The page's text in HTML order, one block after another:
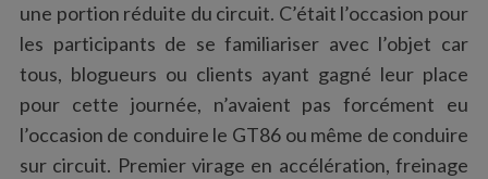
une portion réduite du circuit. C’était l’occasion pour
les participants de se familiariser avec l’objet car
tous, blogueurs ou clients ayant gagné leur place
pour cette journée, n’avaient pas forcément eu
l’occasion de conduire le GT86 ou même de conduire
sur circuit. Premier virage en accélération, freinage